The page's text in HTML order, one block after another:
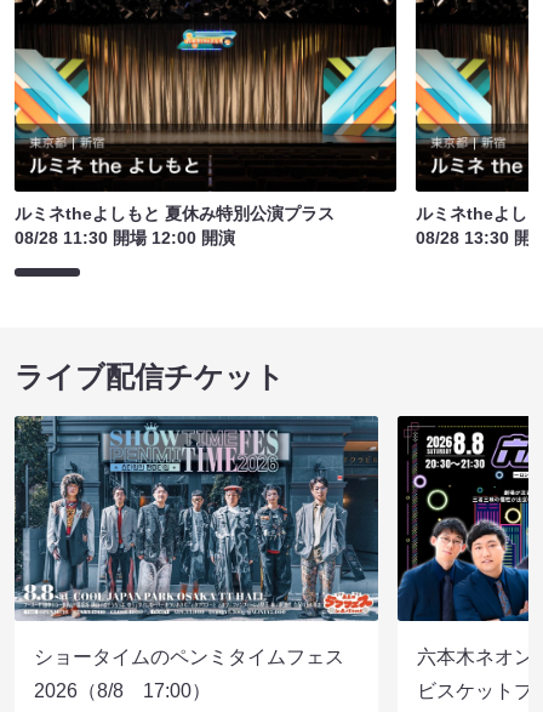
ルミネtheよしもと 夏休み特別公演プラス
08/28 11:30 開場 12:00 開演
ルミネtheよし
08/28 13:30 開
ライブ配信チケット
ショータイムのペンミタイムフェス
2026（8/8 17:00）
六本木ネオン
ビスケットブ